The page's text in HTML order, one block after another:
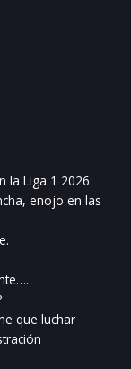
la Liga 1 2026
enojo en las
que luchar